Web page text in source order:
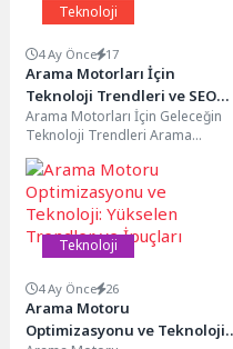
Teknoloji
4 Ay Önce 17
Arama Motorları İçin
Teknoloji Trendleri ve SEO
İpuçları
Arama Motorları İçin Geleceğin
Teknoloji Trendleri Arama
motorları, internet kullanıcılarının
bilgiye erişimini kolaylaştıran ve
web...
Teknoloji
4 Ay Önce 26
Arama Motoru
Optimizasyonu ve Teknoloji: